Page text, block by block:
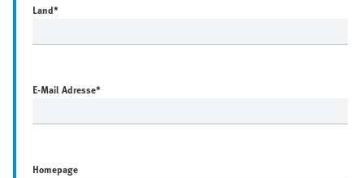
Land*
E-Mail Adresse*
Homepage